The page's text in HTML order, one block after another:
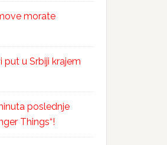
morate
u Srbiji krajem
poslednje
Things“!